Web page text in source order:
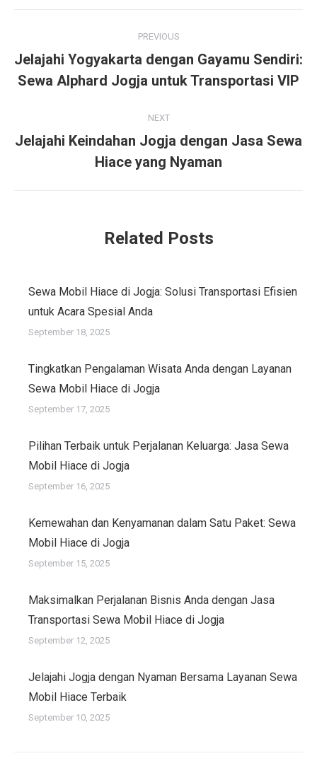
navigation
PREVIOUS
Previous
post:
Jelajahi Yogyakarta dengan Gayamu Sendiri:
Sewa Alphard Jogja untuk Transportasi VIP
NEXT
Next
post:
Jelajahi Keindahan Jogja dengan Jasa Sewa
Hiace yang Nyaman
Related Posts
Sewa Mobil Hiace di Jogja: Solusi Transportasi Efisien
untuk Acara Spesial Anda
September 18, 2025
Tingkatkan Pengalaman Wisata Anda dengan Layanan
Sewa Mobil Hiace di Jogja
September 17, 2025
Pilihan Terbaik untuk Perjalanan Keluarga: Jasa Sewa
Mobil Hiace di Jogja
September 16, 2025
Kemewahan dan Kenyamanan dalam Satu Paket: Sewa
Mobil Hiace di Jogja
September 15, 2025
Maksimalkan Perjalanan Bisnis Anda dengan Jasa
Transportasi Sewa Mobil Hiace di Jogja
September 12, 2025
Jelajahi Jogja dengan Nyaman Bersama Layanan Sewa
Mobil Hiace Terbaik
September 10, 2025